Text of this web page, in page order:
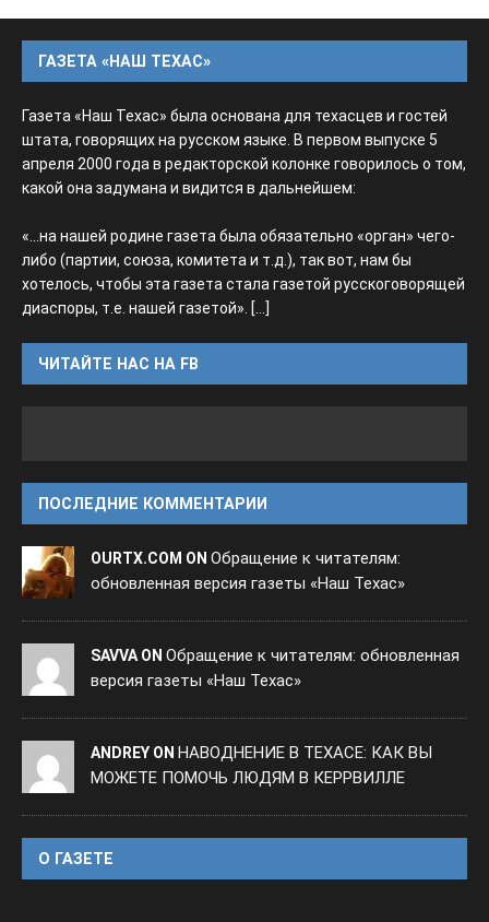
ГАЗЕТА «НАШ ТЕХАС»
Газета «Наш Техас» была основана для техасцев и гостей
штата, говорящих на русском языке. В первом выпуске 5
апреля 2000 года в редакторской колонке говорилось о том,
какой она задумана и видится в дальнейшем:
«...на нашей родине газета была обязательно «орган» чего-
либо (партии, союза, комитета и т.д.), так вот, нам бы
хотелось, чтобы эта газета стала газетой русскоговорящей
диаспоры, т.е. нашей газетой». [...]
ЧИТАЙТЕ НАС НА FB
ПОСЛЕДНИЕ КОММЕНТАРИИ
OURTX.COM ON Обращение к читателям:
обновленная версия газеты «Наш Техас»
SAVVA ON Обращение к читателям: обновленная
версия газеты «Наш Техас»
ANDREY ON НАВОДНЕНИЕ В ТЕХАСЕ: КАК ВЫ
МОЖЕТЕ ПОМОЧЬ ЛЮДЯМ В КЕРРВИЛЛЕ
O ГАЗЕТЕ